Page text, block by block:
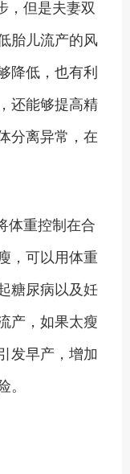
，但是夫妻双
胎儿流产的风
降低，也有利
还能够提高精
分离异常，在
重控制在合
，可以用体重
糖尿病以及妊
产，如果太瘦
发早产，增加